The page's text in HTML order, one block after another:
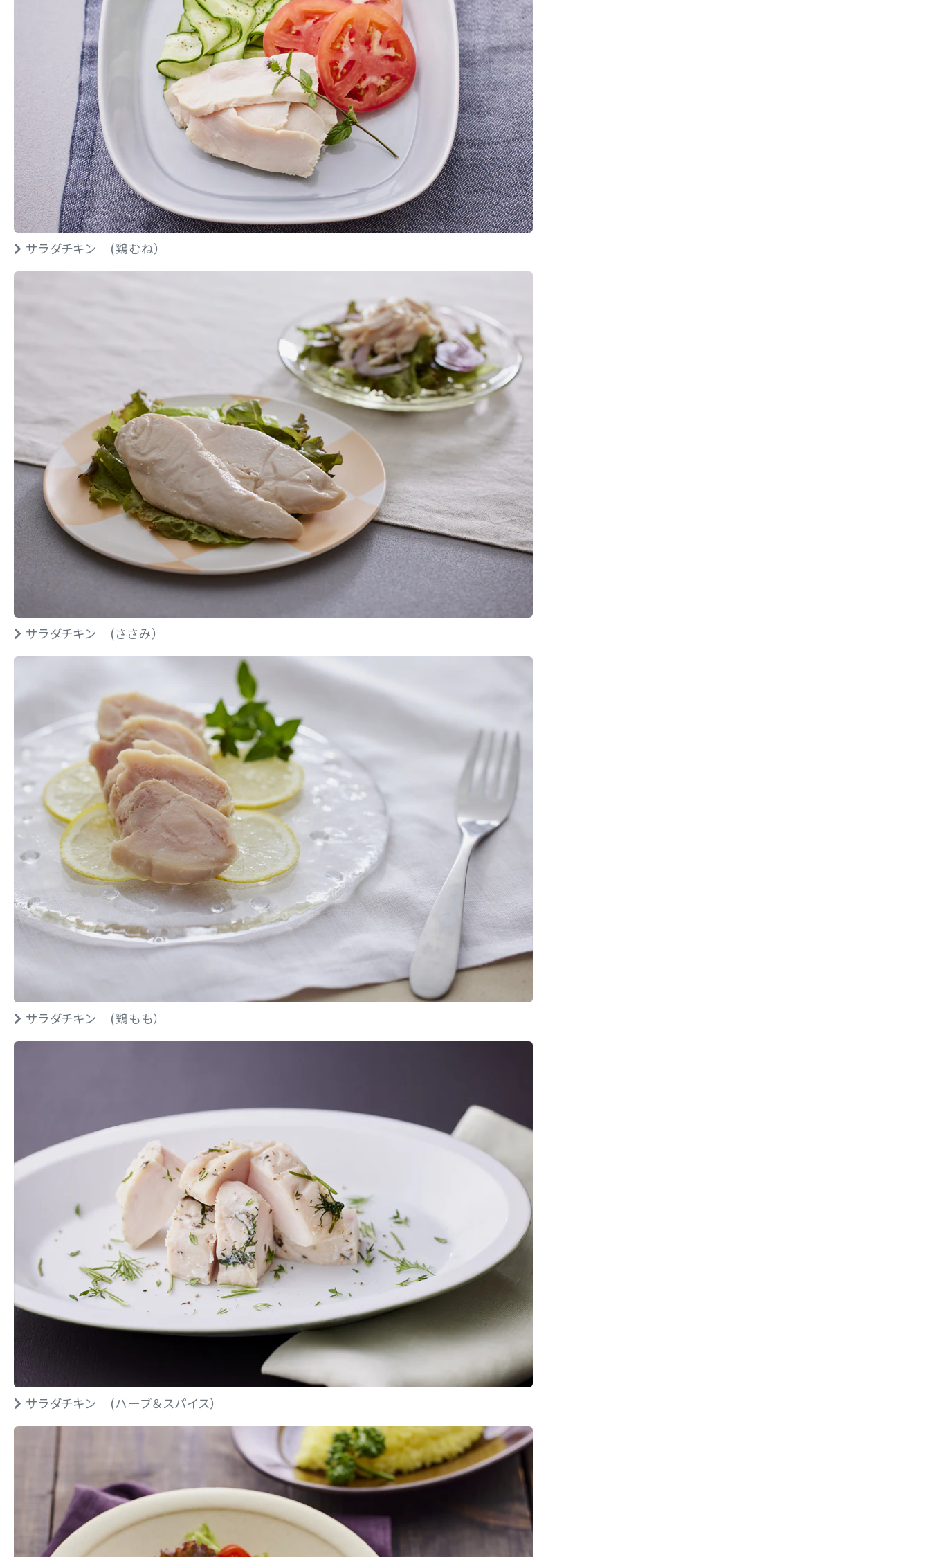
サラダチキン (鶏むね）
サラダチキン (ささみ）
サラダチキン (鶏もも）
サラダチキン (ハーブ＆スパイス）